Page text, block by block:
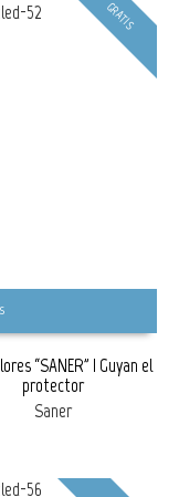
GRATIS
“SANER” | Guyan el
protector
Saner